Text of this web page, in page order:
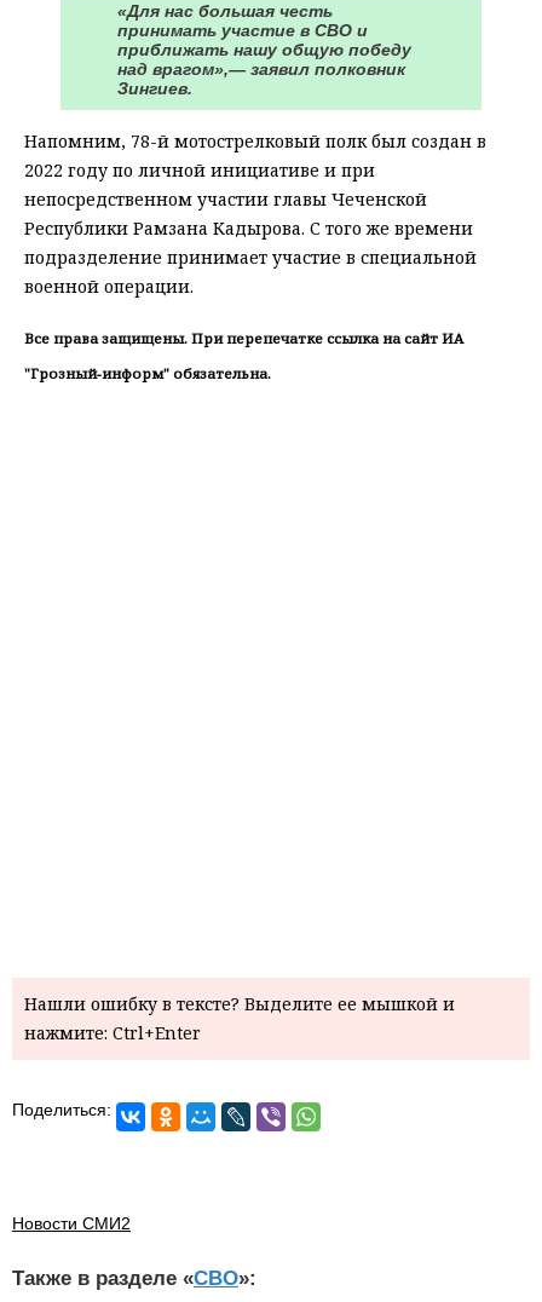
«Для нас большая честь
принимать участие в СВО и
приближать нашу общую победу
над врагом»,— заявил полковник
Зингиев.
Напомним, 78-й мотострелковый полк был создан в
2022 году по личной инициативе и при
непосредственном участии главы Чеченской
Республики Рамзана Кадырова. С того же времени
подразделение принимает участие в специальной
военной операции.
Все права защищены. При перепечатке ссылка на сайт ИА
"Грозный-информ" обязательна.
Нашли ошибку в тексте? Выделите ее мышкой и
нажмите: Ctrl+Enter
Поделиться:
Новости СМИ2
Также в разделе «СВО»: